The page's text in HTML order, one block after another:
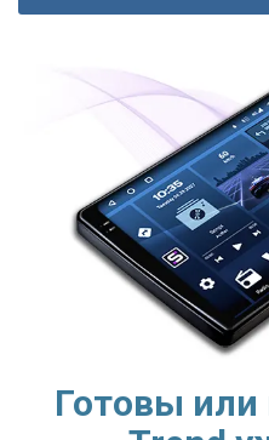
Готовы или